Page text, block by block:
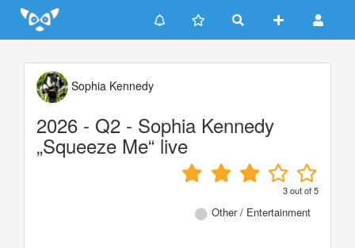
Update cookies preferences
Sophia Kennedy
2026 - Q2 - Sophia Kennedy
„Squeeze Me“ live
3out of5
Other / Entertainment